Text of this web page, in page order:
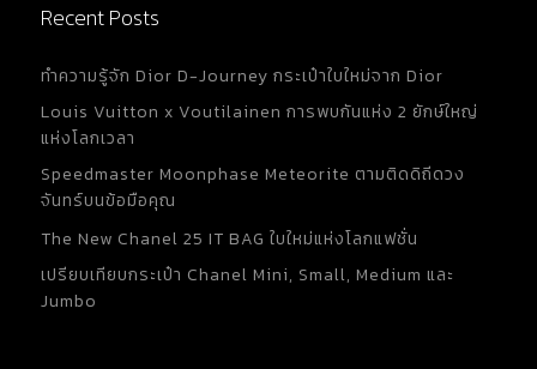
Recent Posts
ทำความรู้จัก Dior D-Journey กระเป๋าใบใหม่จาก Dior
Louis Vuitton x Voutilainen การพบกันแห่ง 2 ยักษ์ใหญ่
แห่งโลกเวลา
Speedmaster Moonphase Meteorite ตามติดดิถีดวง
จันทร์บนข้อมือคุณ
The New Chanel 25 IT BAG ใบใหม่แห่งโลกแฟชั่น
เปรียบเทียบกระเป๋า Chanel Mini, Small, Medium และ
Jumbo